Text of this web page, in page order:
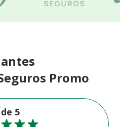
Promo
5